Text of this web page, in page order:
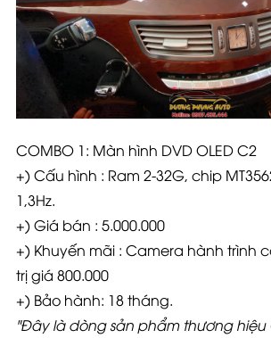
COMBO 1: Màn hình DVD OLED C2
+) Cấu hình : Ram 2-32G, chip
1,3Hz.
+) Giá bán : 5.000.000
+) Khuyến mãi : Camera hành trình
trị giá 800.000
+) Bảo hành: 18 tháng.
"Đây là dòng sản phẩm thương hiệu